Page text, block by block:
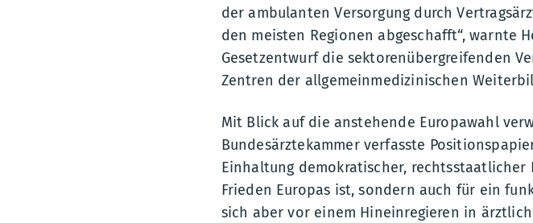
der ambulanten Versorgung durch
den meisten Regionen abgeschafft“, warnte
Gesetzentwurf die sektorenübergreifenden
Zentren der allgemeinmedizinischen
Mit Blick auf die anstehende Europawahl
Bundesärztekammer verfasste
Einhaltung demokratischer,
Frieden Europas ist, sondern auch für ein
sich aber vor einem Hineinregieren in